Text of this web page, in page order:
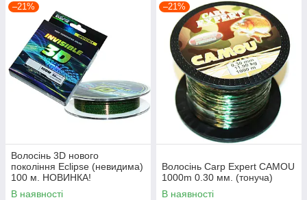
–21%
Волосінь 3D нового
покоління Eclipse (невидима)
100 м. НОВИНКА!
В наявності
–21%
Волосінь Carp Expert CAMOU
1000m 0.30 мм. (тонуча)
В наявності